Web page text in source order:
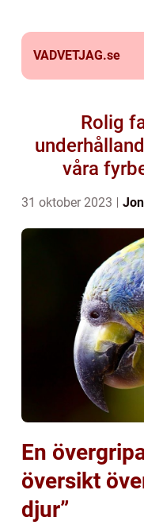
VADVETJAG.se
Rolig
våra
31 oktober 2023
En
översikt
djur”